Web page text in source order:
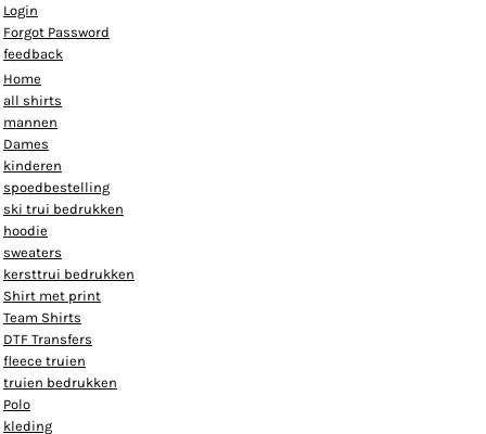
Login
Forgot Password
feedback
Home
all shirts
mannen
Dames
kinderen
spoedbestelling
ski trui bedrukken
hoodie
sweaters
kersttrui bedrukken
Shirt met print
Team Shirts
DTF Transfers
fleece truien
truien bedrukken
Polo
kleding